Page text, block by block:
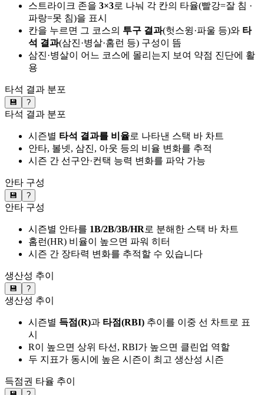
스트라이크 존을 3×3로 나눠 각 칸의 타율(빨강=잘 침 ·
파랑=못 침)을 표시
칸을 누르면 그 코스의 투구 결과(헛스윙·파울 등)와 타
석 결과(삼진·병살·홈런 등) 구성이 뜸
삼진·병살이 어느 코스에 몰리는지 보여 약점 진단에 활
용
타석 결과 분포
💾 ?
타석 결과 분포
시즌별 타석 결과를 비율로 나타낸 스택 바 차트
안타, 볼넷, 삼진, 아웃 등의 비율 변화를 추적
시즌 간 선구안·컨택 능력 변화를 파악 가능
안타 구성
💾 ?
안타 구성
시즌별 안타를 1B/2B/3B/HR로 분해한 스택 바 차트
홈런(HR) 비율이 높으면 파워 히터
시즌 간 장타력 변화를 추적할 수 있습니다
생산성 추이
💾 ?
생산성 추이
시즌별 득점(R)과 타점(RBI) 추이를 이중 선 차트로 표
시
R이 높으면 상위 타선, RBI가 높으면 클린업 역할
두 지표가 동시에 높은 시즌이 최고 생산성 시즌
득점권 타율 추이